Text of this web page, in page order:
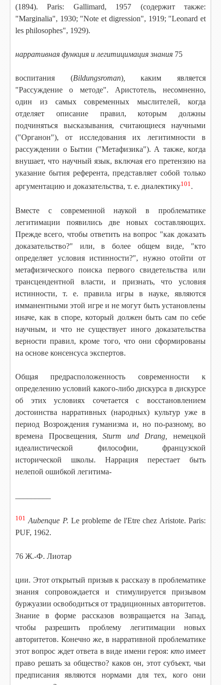
(1894). Paris: Gallimard, 1957 (содержит также:
"Marginalia", 1930; "Note et digression", 1919; "Leonard et
les philosophes", 1929).
нарративная функция и легитицимация знания 75
воспитания (Bildungsroman),
каким является
"Рассуждение о методе". Аристотель, несомненно,
один из самых современных мыслителей, когда
отделяет описание правил, которым должны
подчиняться высказывания, считающиеся научными
("Органон"), от исследования их легитимности в
рассуждении о Бытии ("Метафизика"). А также, когда
внушает, что научный язык, включая его претензию на
указание бытия референта, представляет собой только
аргументацию и доказательства, т. е. диалектику101.
Вместе с современной наукой в проблематике
легитимации появились две новых составляющих.
Прежде всего, чтобы ответить на вопрос "как доказать
доказательство?" или, в более общем виде, "кто
определяет условия истинности?", нужно отойти от
метафизического поиска первого свидетельства или
трансцендентной власти, и признать, что условия
истинности, т. е. правила игры в науке, являются
имманентными этой игре и не могут быть установлены
иначе, как в споре, который должен быть сам по себе
научным, и что не существует иного доказательства
верности правил, кроме того, что они сформированы
на основе консенсуса экспертов.
Общая предрасположенность современности к
определению условий какого-либо дискурса в дискурсе
об этих условиях сочетается с восстановлением
достоинства нарративных (народных) культур уже в
период Возрождения гуманизма и, но по-разному, во
времена Просвещения,Sturm und Drang,
немецкой
идеалистической философии, французской
исторической школы. Наррация перестает быть
нелепой ошибкой легитима-
101 Aubenque P. Le probleme de l'Еtrе chez Aristote. Paris:
PUF, 1962.
76 Ж.-Ф. Лиотар
ции. Этот открытый призыв к рассказу в проблематике
знания сопровождается и стимулируется призывом
буржуазии освободиться от традиционных авторитетов.
Знание в форме рассказов возвращается на Запад,
чтобы разрешить проблему легитимации новых
авторитетов. Конечно же, в нарративной проблематике
этот вопрос ждет ответа в виде имени героя: ктоимеет
право решать за общество? каков он, этот субъект, чьи
предписания являются нормами для тех, кого они